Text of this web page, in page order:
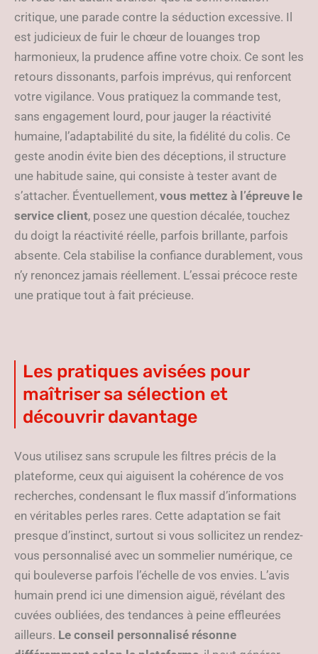
critique, une parade contre la séduction excessive. Il
est judicieux de fuir le chœur de louanges trop
harmonieux, la prudence affine votre choix. Ce sont les
retours dissonants, parfois imprévus, qui renforcent
votre vigilance. Vous pratiquez la commande test,
sans engagement lourd, pour jauger la réactivité
humaine, l’adaptabilité du site, la fidélité du colis. Ce
geste anodin évite bien des déceptions, il structure
une habitude saine, qui consiste à tester avant de
s’attacher. Éventuellement, vous mettez à l’épreuve le
service client, posez une question décalée, touchez
du doigt la réactivité réelle, parfois brillante, parfois
absente. Cela stabilise la confiance durablement, vous
n’y renoncez jamais réellement. L’essai précoce reste
une pratique tout à fait précieuse.
Les pratiques avisées pour
maîtriser sa sélection et
découvrir davantage
Vous utilisez sans scrupule les filtres précis de la
plateforme, ceux qui aiguisent la cohérence de vos
recherches, condensant le flux massif d’informations
en véritables perles rares. Cette adaptation se fait
presque d’instinct, surtout si vous sollicitez un rendez-
vous personnalisé avec un sommelier numérique, ce
qui bouleverse parfois l’échelle de vos envies. L’avis
humain prend ici une dimension aiguë, révélant des
cuvées oubliées, des tendances à peine effleurées
ailleurs. Le conseil personnalisé résonne